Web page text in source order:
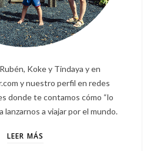
Koke y Tindaya y en
y nuestro perfil en redes
donde te contamos cómo “lo
lanzarnos a viajar por el mundo.
LEER MÁS